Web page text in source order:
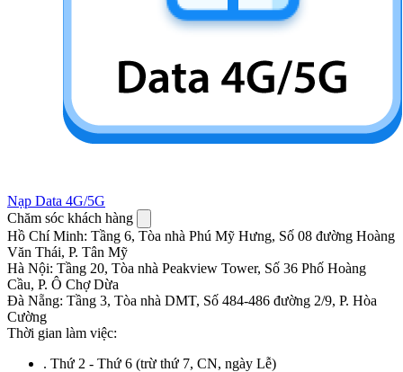
Nạp Data 4G/5G
Chăm sóc khách hàng
Hồ Chí Minh: Tầng 6, Tòa nhà Phú Mỹ Hưng, Số 08 đường Hoàng
Văn Thái, P. Tân Mỹ
Hà Nội: Tầng 20, Tòa nhà Peakview Tower, Số 36 Phố Hoàng
Cầu, P. Ô Chợ Dừa
Đà Nẵng: Tầng 3, Tòa nhà DMT, Số 484-486 đường 2/9, P. Hòa
Cường
Thời gian làm việc:
. Thứ 2 - Thứ 6 (trừ thứ 7, CN, ngày Lễ)